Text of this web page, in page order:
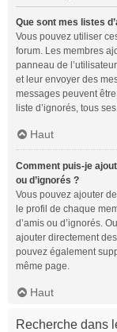
Que sont mes listes
Vous pouvez utiliser
forum. Les membres
panneau de
et leur envoyer des
messages peuvent
liste d’ignorés, tous
Haut
Comment puis-je
ou d’ignorés ?
Vous pouvez ajouter
le profil de chaque
d’amis ou d’ignorés.
ajouter directement
pouvez également
même page.
Haut
Recherche dans